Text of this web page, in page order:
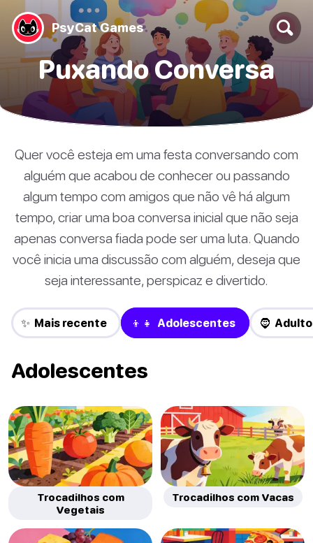
PsyCat Games
Puxando Conversa
Quer você esteja em uma festa conversando com
alguém que acabou de conhecer ou passando
algum tempo com amigos que não vê há algum
tempo, criar uma boa conversa inicial que não seja
apenas conversa fiada pode ser uma luta. Quando
você inicia uma discussão com alguém, deseja que
seja interessante, perspicaz e divertido.
✨ Mais recente 👦👧 Adolescentes 🧔
Adolescentes
Trocadilhos com
Vegetais
Trocadilhos com Vacas